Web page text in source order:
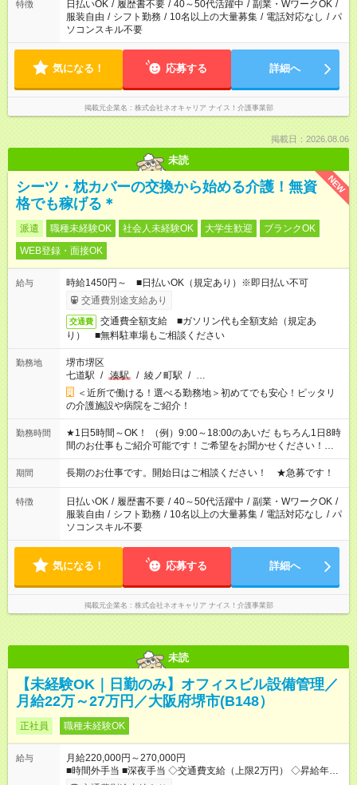
特徴 日払いOK / 履歴書不要 / 40～50代活躍中 / 副業・WワークOK /
服装自由 / シフト勤務 / 10名以上の大量募集 / 電話対応なし / パ
ソコンスキル不要
気になる！ 応募する 詳細へ
掲載元企業名 株式会社ネオキャリア ナイス！介護事業部
掲載日：2026.08.06
未読
NEW
シーツ・枕カバーの交換から始める介護！無資
格でも稼げる＊
派遣 職種未経験OK 社会人未経験OK 大学生歓迎
ブランクOK
WEB登録・面接OK
給与
時給1450円～ ■日払いOK（規定あり）※即日払い不可
交通費別途支給あり
交通費
交通費全額支給 ■ガソリン代も全額支給（規定あ
り） ■無料駐車場もご相談ください
勤務地
堺市堺区
七道駅 / 湊駅 / 綾ノ町駅 / …
＜近所で働ける！選べる勤務地＞初めてでも安心！ピッタリ
の介護施設や病院をご紹介！
勤務時間
★1日5時間～OK！ （例）9:00～18:00のあいだ もちろん1日8時
間のお仕事もご紹介可能です！ご希望をお聞かせください！★家
庭の都合でお休みが必要な場合も遠慮なくご相談ください。 ※
週最低15時間以上の勤務が必要です
期間 長期のお仕事です。開始日はご相談ください！ ★急募です！
特徴 日払いOK / 履歴書不要 / 40～50代活躍中 / 副業・WワークOK /
服装自由 / シフト勤務 / 10名以上の大量募集 / 電話対応なし / パ
ソコンスキル不要
気になる！ 応募する 詳細へ
掲載元企業名 株式会社ネオキャリア ナイス！介護事業部
未読
【未経験OK｜日勤のみ】オフィスビル設備管理／
月給22万～27万円／大阪府堺市(B148）
正社員 職種未経験OK
給与
月給220,000円～270,000円
■時間外手当 ■深夜手当 ◇交通費支給（上限2万円） ◇昇給年1回